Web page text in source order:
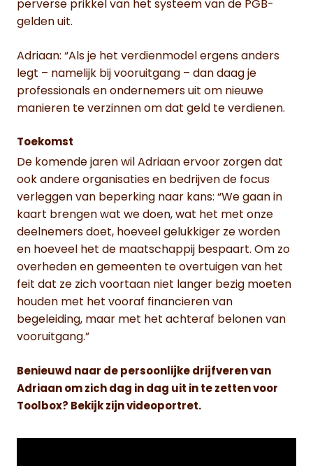
perverse prikkel van het systeem van de PGB-
gelden uit.
Adriaan: “Als je het verdienmodel ergens anders
legt – namelijk bij vooruitgang – dan daag je
professionals en ondernemers uit om nieuwe
manieren te verzinnen om dat geld te verdienen.
Toekomst
De komende jaren wil Adriaan ervoor zorgen dat
ook andere organisaties en bedrijven de focus
verleggen van beperking naar kans: “We gaan in
kaart brengen wat we doen, wat het met onze
deelnemers doet, hoeveel gelukkiger ze worden
en hoeveel het de maatschappij bespaart. Om zo
overheden en gemeenten te overtuigen van het
feit dat ze zich voortaan niet langer bezig moeten
houden met het vooraf financieren van
begeleiding, maar met het achteraf belonen van
vooruitgang.”
Benieuwd naar de persoonlijke drijfveren van
Adriaan om zich dag in dag uit in te zetten voor
Toolbox? Bekijk zijn videoportret.